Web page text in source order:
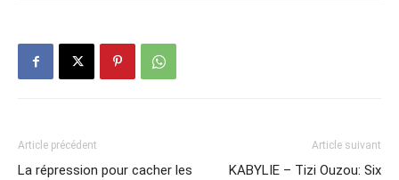
Article précédent
La répression pour cacher les
Article suivant
KABYLIE – Tizi Ouzou: Six